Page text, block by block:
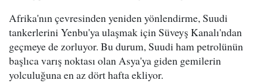
Afrika'nın çevresinden yeniden yönlendirme, Suudi
tankerlerini Yenbu'ya ulaşmak için Süveyş Kanalı'ndan
geçmeye de zorluyor. Bu durum, Suudi ham petrolünün
başlıca varış noktası olan Asya'ya giden gemilerin
yolculuğuna en az dört hafta ekliyor.